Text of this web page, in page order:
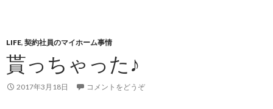
動
LIFE, 契約社員のマイホーム事情
貰っちゃった♪
2017年3月18日 コメントをどうぞ